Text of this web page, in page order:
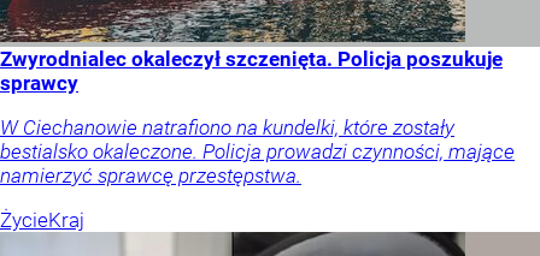
Zwyrodnialec okaleczył szczenięta. Policja poszukuje
sprawcy
W Ciechanowie natrafiono na kundelki, które zostały
bestialsko okaleczone. Policja prowadzi czynności, mające
namierzyć sprawcę przestępstwa.
ŻycieKraj